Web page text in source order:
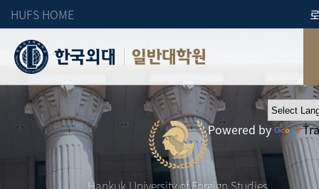
HUFS HOME
일반대학원
Hankuk University of Foreign Studies
Powered by